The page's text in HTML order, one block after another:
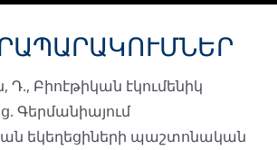
Դ., Բիոէթիկան էկումենիկ
Գերմանիայում
եկեղեցիների պաշտոնական